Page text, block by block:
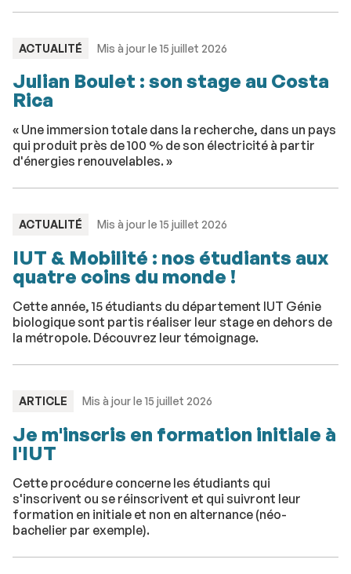
TYPE
ACTUALITÉ Mis à jour le 15 juillet 2026
Julian Boulet : son stage au Costa
Rica
« Une immersion totale dans la recherche, dans un pays
qui produit près de 100 % de son électricité à partir
d'énergies renouvelables. »
TYPE
ACTUALITÉ Mis à jour le 15 juillet 2026
IUT & Mobilité : nos étudiants aux
quatre coins du monde !
Cette année, 15 étudiants du département IUT Génie
biologique sont partis réaliser leur stage en dehors de
la métropole. Découvrez leur témoignage.
TYPE
ARTICLE Mis à jour le 15 juillet 2026
Je m'inscris en formation initiale à
l'IUT
Cette procédure concerne les étudiants qui
s'inscrivent ou se réinscrivent et qui suivront leur
formation en initiale et non en alternance (néo-
bachelier par exemple).